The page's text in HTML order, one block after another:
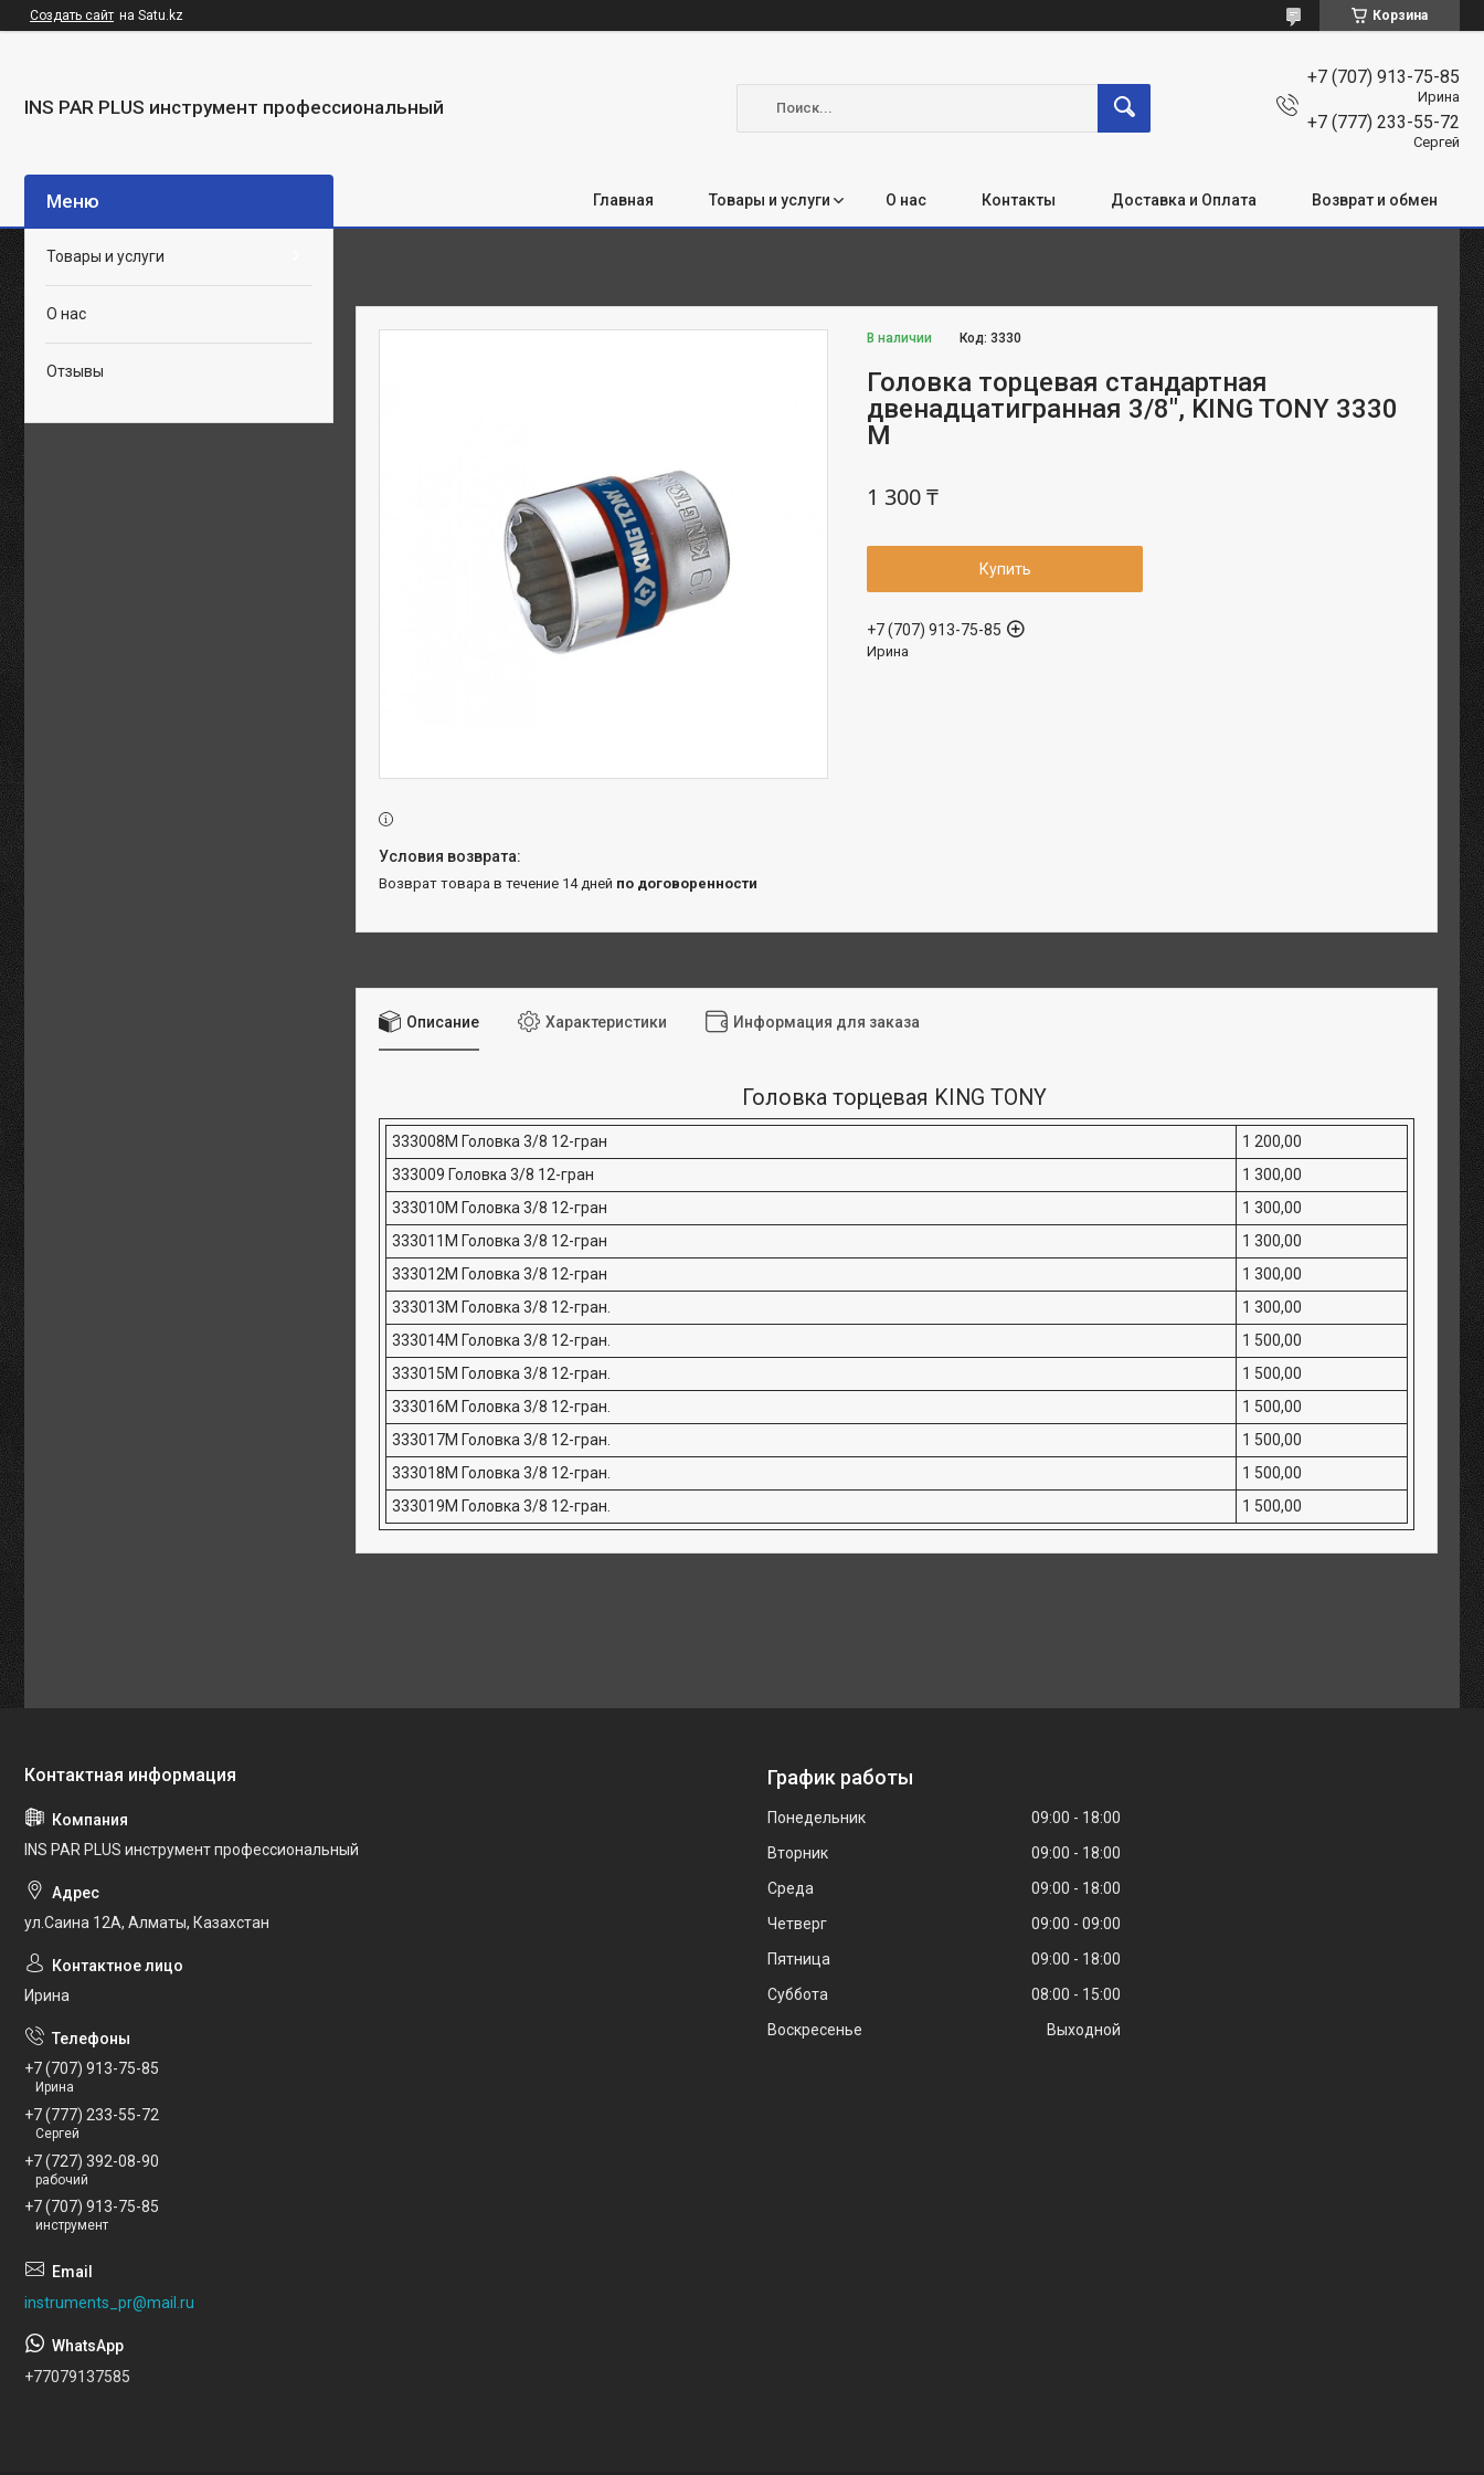
Создать сайт на Satu.kz Корзина
INS PAR PLUS инструмент профессиональный
+7 (707) 913-75-85
Ирина
+7 (777) 233-55-72
Сергей
Главная Товары и услуги О нас Контакты Доставка и Оплата Возврат и обмен
В наличии Код:3330
Головка торцевая стандартная
двенадцатигранная 3/8", KING TONY 3330
M
1 300 ₸
Купить
+7 (707) 913-75-85
Ирина
возврат товара в течение 14 дней по договоренности
Описание Характеристики Информация для заказа
Головка торцевая KING TONY
333008M Головка 3/8 12-гран
1 200,00
333009 Головка 3/8 12-гран
1 300,00
333010M Головка 3/8 12-гран
1 300,00
333011M Головка 3/8 12-гран
1 300,00
333012M Головка 3/8 12-гран
1 300,00
333013М Головка 3/8 12-гран.
1 300,00
333014М Головка 3/8 12-гран.
1 500,00
333015М Головка 3/8 12-гран.
1 500,00
333016М Головка 3/8 12-гран.
1 500,00
333017М Головка 3/8 12-гран.
1 500,00
333018М Головка 3/8 12-гран.
1 500,00
333019М Головка 3/8 12-гран.
1 500,00
Товары и услуги
О нас
Отзывы
INS PAR PLUS инструмент профессиональный
ул.Саина 12А, Алматы, Казахстан
Ирина
+7 (707) 913-75-85
Ирина
+7 (777) 233-55-72
Сергей
+7 (727) 392-08-90
рабочий
+7 (707) 913-75-85
инструмент
instruments_pr@mail.ru
+77079137585
График работы
Понедельник 09:00
18:00
Вторник
09:00
18:00
Среда
09:00
18:00
Четверг
09:00
09:00
Пятница
09:00
18:00
Суббота
08:00
15:00
Воскресенье
Выходной